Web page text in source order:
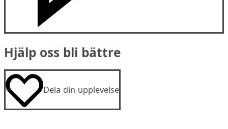
Hjälp oss bli bättre
Dela din upplevelse